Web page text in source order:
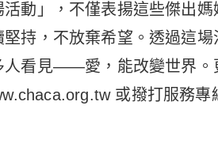
動」，不僅表揚這些傑出媽
持，不放棄希望。透過這
人看見——愛，能改變世界。
或撥打服務專